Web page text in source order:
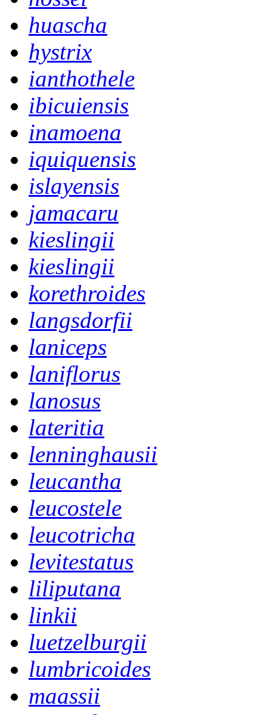
huascha
hystrix
ianthothele
ibicuiensis
inamoena
iquiquensis
islayensis
jamacaru
kieslingii
kieslingii
korethroides
langsdorfii
laniceps
laniflorus
lanosus
lateritia
lenninghausii
leucantha
leucostele
leucotricha
levitestatus
liliputana
linkii
luetzelburgii
lumbricoides
maassii